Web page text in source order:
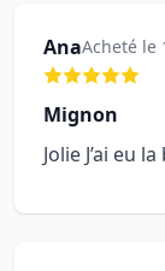
AnaAcheté le
Mignon
Jolie J’ai eu